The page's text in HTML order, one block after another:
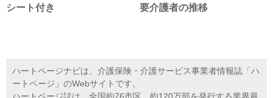
シート付き
要介護者の推移
ハートページナビは、介護保険・介護サービス事業者情報誌「ハ
ートページ」のWebサイトです。